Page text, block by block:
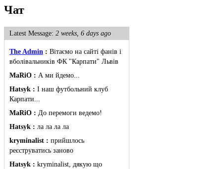
Чат
Latest Message: 2 weeks, 6 days ago
The Admin : Вітаємо на сайті фанів і
вболівальників ФК "Карпати" Львів
MaRiO : А ми йдемо...
Hatsyk : І наш футбольний клуб
Карпати...
MaRiO : До перемоги ведемо!
Hatsyk : ла ла ла ла
kryminalist : прийшлось
реєструватись заново
Hatsyk : kryminalist, дякую що